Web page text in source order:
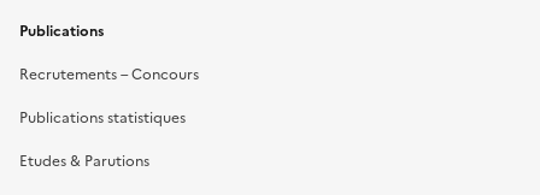
Publications
Recrutements – Concours
Publications statistiques
Etudes & Parutions